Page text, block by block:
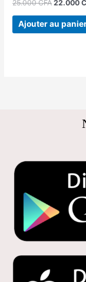
25.000CFA 22.000
Ajouter au